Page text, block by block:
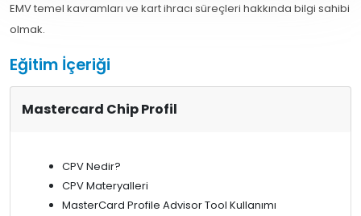
EMV temel kavramları ve kart ihracı süreçleri hakkında bilgi sahibi
olmak.
Eğitim İçeriği
Mastercard Chip Profil
CPV Nedir?
CPV Materyalleri
MasterCard Profile Advisor Tool Kullanımı